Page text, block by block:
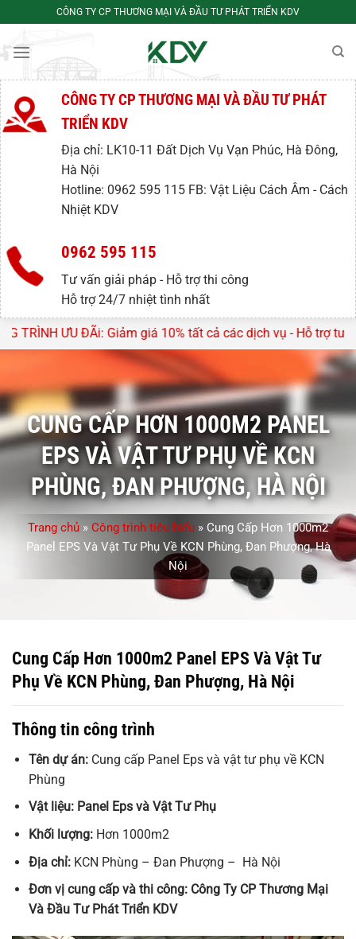
nội
CÔNG TY CP THƯƠNG MẠI VÀ ĐẦU TƯ PHÁT TRIỂN KDV
CÔNG TY CP THƯƠNG MẠI VÀ ĐẦU TƯ PHÁT
TRIỂN KDV
Địa chỉ: LK10-11 Đất Dịch Vụ Vạn Phúc, Hà Đông,
Hà Nội
Hotline: 0962 595 115 FB: Vật Liệu Cách Âm - Cách
Nhiệt KDV
0962 595 115
Tư vấn giải pháp - Hỗ trợ thi công
Hỗ trợ 24/7 nhiệt tình nhất
Giảm giá 10% tất cả các dịch vụ - Hỗ trợ tư vấn, lên thiết kế
CUNG CẤP HƠN 1000M2 PANEL
EPS VÀ VẬT TƯ PHỤ VỀ KCN
PHÙNG, ĐAN PHƯỢNG, HÀ NỘI
Trang chủ » Công trình tiêu biểu » Cung Cấp Hơn 1000m2
Panel EPS Và Vật Tư Phụ Về KCN Phùng, Đan Phượng, Hà
Nội
Cung Cấp Hơn 1000m2 Panel EPS Và Vật Tư
Phụ Về KCN Phùng, Đan Phượng, Hà Nội
Thông tin công trình
Tên dự án:Cung cấp Panel Eps và vật tư phụ về KCN
Phùng
Vật liệu: Panel Eps và Vật Tư Phụ
Khối lượng:Hơn 1000m2
Địa chỉ: KCN Phùng – Đan Phượng – Hà Nội
Đơn vị cung cấp và thi công: Công Ty CP Thương Mại
Và Đầu Tư Phát Triển KDV